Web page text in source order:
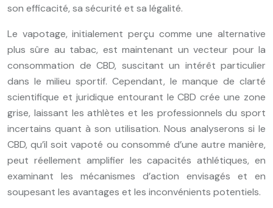
son efficacité, sa sécurité et sa légalité.
Le vapotage, initialement perçu comme une alternative
plus sûre au tabac, est maintenant un vecteur pour la
consommation de CBD, suscitant un intérêt particulier
dans le milieu sportif. Cependant, le manque de clarté
scientifique et juridique entourant le CBD crée une zone
grise, laissant les athlètes et les professionnels du sport
incertains quant à son utilisation. Nous analyserons si le
CBD, qu’il soit vapoté ou consommé d’une autre manière,
peut réellement amplifier les capacités athlétiques, en
examinant les mécanismes d’action envisagés et en
soupesant les avantages et les inconvénients potentiels.